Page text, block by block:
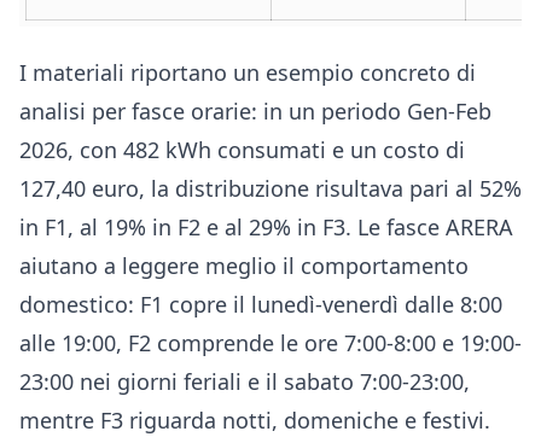
I materiali riportano un esempio concreto di
analisi per fasce orarie: in un periodo Gen-Feb
2026, con 482 kWh consumati e un costo di
127,40 euro, la distribuzione risultava pari al 52%
in F1, al 19% in F2 e al 29% in F3. Le fasce ARERA
aiutano a leggere meglio il comportamento
domestico: F1 copre il lunedì-venerdì dalle 8:00
alle 19:00, F2 comprende le ore 7:00-8:00 e 19:00-
23:00 nei giorni feriali e il sabato 7:00-23:00,
mentre F3 riguarda notti, domeniche e festivi.